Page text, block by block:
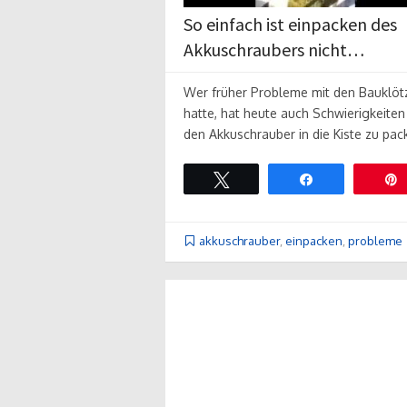
So einfach ist einpacken des
Akkuschraubers nicht…
Wer früher Probleme mit den
hatte, hat heute auch Schwierigkeiten
den Akkuschrauber in die Kiste zu
akkuschrauber, einpacken probleme